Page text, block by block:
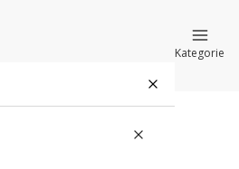
Kategorie